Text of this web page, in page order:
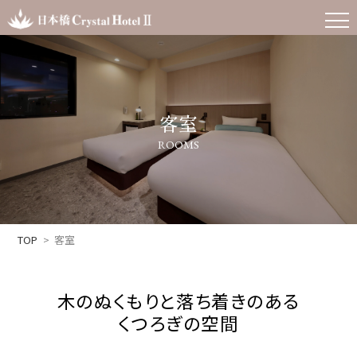
客室
ROOMS
TOP 客室
木のぬくもりと落ち着きのある
くつろぎの空間